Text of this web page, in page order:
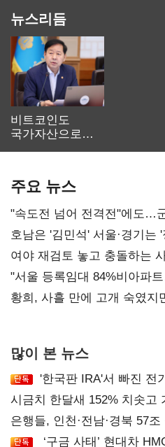
뉴스리듬
비트코인도
국가자산으로…'
주요 뉴스
"속도전 넘어 전격전"에도…
52시간까지 '뇌관'
호남은 '김민석' 서울·경기
'안갯속'
여야 재검토 놓고 충돌하는
오차 당연"
"서울 등록임대 84%비아파
달리해야"
황희, 사흘 만에 고개 숙였
많이 본 뉴스
'한국판 IRA'서 빠진 전
시금치 한달새 152% 치솟고
은행들, 인천·전남·경북 57
‘구금 사태’ 현대차